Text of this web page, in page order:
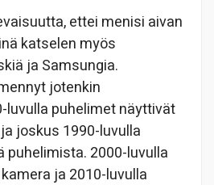
ettei menisi aivan
katselen myös
ja Samsungia.
jotenkin
luvulla puhelimet näyttivät
joskus 1990-luvulla
puhelimista. 2000-luvulla
ja 2010-luvulla